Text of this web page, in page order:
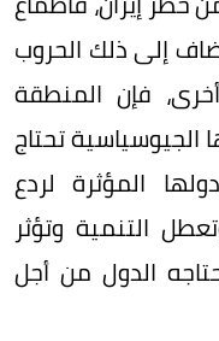
إلى ذلك الحروب
فإن المنطقة
الجيوسياسية تحتاج
المؤثرة لردع
التنمية وتؤثر
الدول من أجل